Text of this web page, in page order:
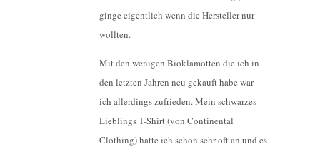
ginge eigentlich wenn die Hersteller nur
wollten.
Mit den wenigen Bioklamotten die ich in
den letzten Jahren neu gekauft habe war
ich allerdings zufrieden. Mein schwarzes
Lieblings T-Shirt (von Continental
Clothing) hatte ich schon sehr oft an und es